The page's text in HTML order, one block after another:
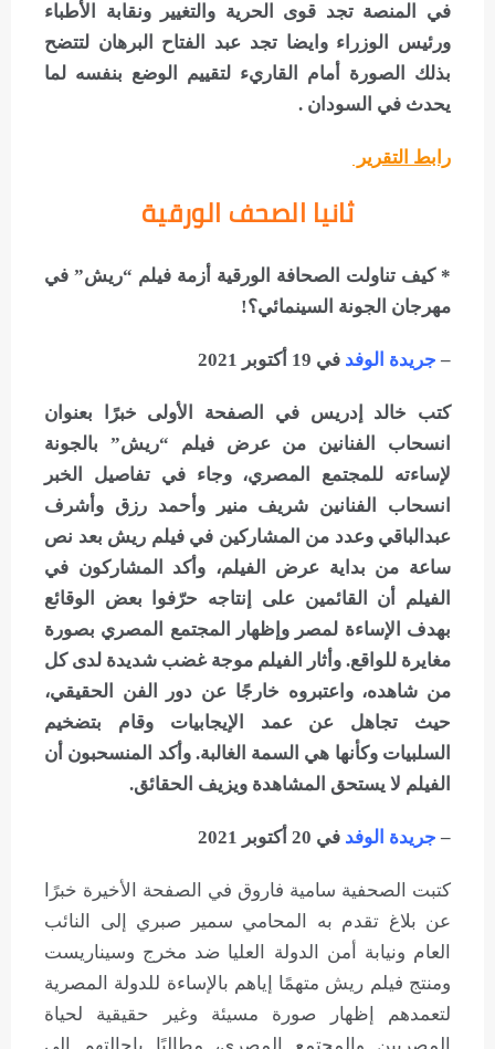
في المنصة تجد قوى الحرية والتغيير ونقابة الأطباء
ورئيس الوزراء وايضا تجد عبد الفتاح البرهان لتتضح
بذلك الصورة أمام القاريء لتقييم الوضع بنفسه لما
يحدث في السودان .
رابط التقرير
ثانيا الصحف الورقية
* كيف تناولت الصحافة الورقية أزمة فيلم “ريش” في
مهرجان الجونة السينمائي؟!
–جريدة الوفدفي 19 أكتوبر 2021
كتب خالد إدريس في الصفحة الأولى خبرًا بعنوان
انسحاب الفنانين من عرض فيلم “ريش” بالجونة
لإساءته للمجتمع المصري، وجاء في تفاصيل الخبر
انسحاب الفنانين شريف منير وأحمد رزق وأشرف
عبدالباقي وعدد من المشاركين في فيلم ريش بعد نص
ساعة من بداية عرض الفيلم، وأكد المشاركون في
الفيلم أن القائمين على إنتاجه حرّفوا بعض الوقائع
بهدف الإساءة لمصر وإظهار المجتمع المصري بصورة
مغايرة للواقع. وأثار الفيلم موجة غضب شديدة لدى كل
من شاهده، واعتبروه خارجًا عن دور الفن الحقيقي،
حيث تجاهل عن عمد الإيجابيات وقام بتضخيم
السلبيات وكأنها هي السمة الغالبة. وأكد المنسحبون أن
الفيلم لا يستحق المشاهدة ويزيف الحقائق.
–جريدة الوفدفي 20 أكتوبر 2021
كتبت الصحفية سامية فاروق في الصفحة الأخيرة خبرًا
عن بلاغ تقدم به المحامي سمير صبري إلى النائب
العام ونيابة أمن الدولة العليا ضد مخرج وسيناريست
ومنتج فيلم ريش متهمًا إياهم بالإساءة للدولة المصرية
لتعمدهم إظهار صورة مسيئة وغير حقيقية لحياة